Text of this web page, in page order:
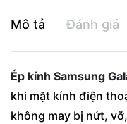
Mô tả Đánh giá
Ép kính Samsung
khi mặt kính điện
không may bị nứt,